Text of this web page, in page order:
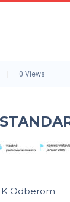
0 Views
Odberom